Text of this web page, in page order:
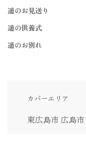
遥のお見送り
遥の供養式
遥のお別れ
カバーエリア
東広島市 広島市